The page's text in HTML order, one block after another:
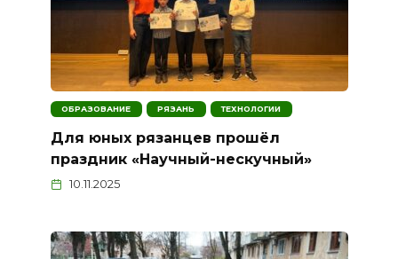
ОБРАЗОВАНИЕ РЯЗАНЬ ТЕХНОЛОГИИ
Для юных рязанцев прошёл
праздник «Научный-нескучный»
10.11.2025